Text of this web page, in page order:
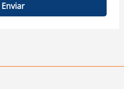
Enviar